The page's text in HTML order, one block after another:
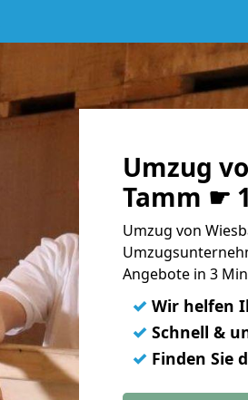
Umzug
Tamm ☛
Umzug von
Angebote in 3
✓ Wir helfen
✓ Schnell &
✓ Finden Sie